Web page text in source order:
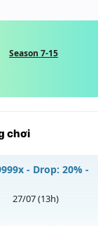
Season 7-15
chơi
- Drop: 20% -
27/07(13h)